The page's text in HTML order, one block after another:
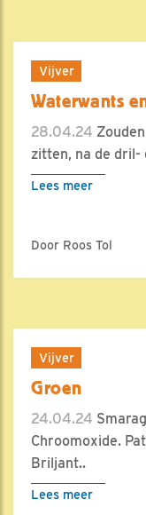
Vijver
Waterwants
28.04.24
zitten, na de dril-
Lees meer
Door Roos Tol
Vijver
Groen
24.04.24
Chroomoxide.
Briljant..
Lees meer